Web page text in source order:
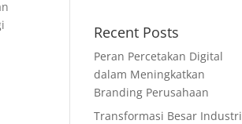
Recent Posts
Peran Percetakan Digital
dalam Meningkatkan
Branding Perusahaan
Transformasi Besar Industri